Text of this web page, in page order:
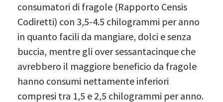
consumatori di fragole (Rapporto Censis
Codiretti) con 3,5-4.5 chilogrammi per anno
in quanto facili da mangiare, dolci e senza
buccia, mentre gli over sessantacinque che
avrebbero il maggiore beneficio da fragole
hanno consumi nettamente inferiori
compresi tra 1,5 e 2,5 chilogrammi per anno.